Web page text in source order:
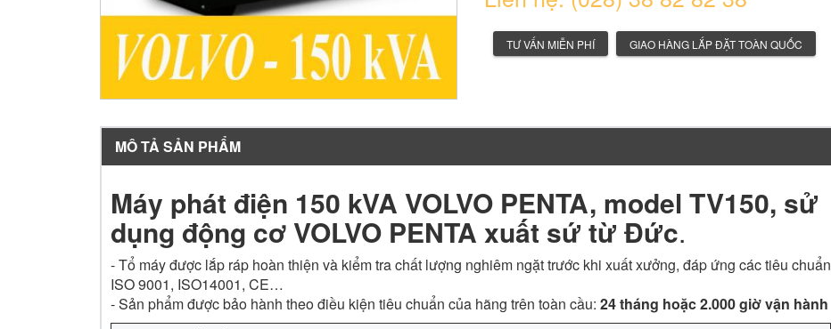
TƯ VẤN MIỄN PHÍ GIAO HÀNG LẮP ĐẶT TOÀN QUỐC
MÔ TẢ SẢN PHẨM
Máy phát điện 150 kVA VOLVO PENTA, model TV150, sử
dụng động cơ VOLVO PENTA xuất sứ từ Đức.
- Tổ máy được lắp ráp hoàn thiện và kiểm tra chất lượng nghiêm ngặt trước khi xuất xưởng, đáp ứng các tiêu chuẩn
ISO 9001, ISO14001, CE…
- Sản phẩm được bảo hành theo điều kiện tiêu chuẩn của hãng trên toàn cầu: 24 tháng hoặc 2.000 giờ vận hành